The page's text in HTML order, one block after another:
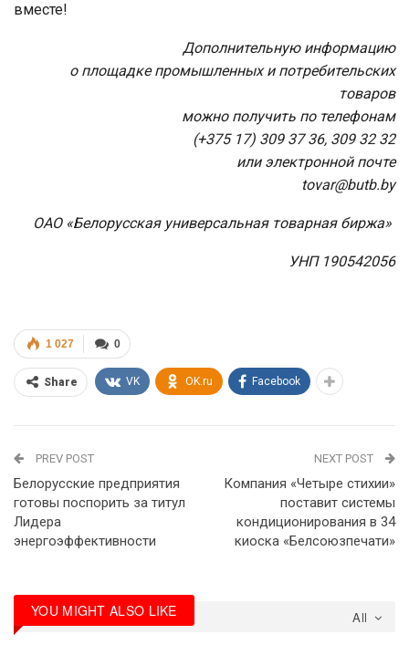
вместе!
Дополнительную информацию
о площадке промышленных и потребительских
товаров
можно получить по телефонам
(+375 17) 309 37 36, 309 32 32
или электронной почте
tovar@butb.by
ОАО «Белорусская универсальная товарная биржа»
УНП 190542056
0
1 027
Share VK OK.ru Facebook
PREV POST
Белорусские предприятия
готовы поспорить за титул
Лидера
энергоэффективности
NEXT POST
Компания «Четыре стихии»
поставит системы
кондиционирования в 34
киоска «Белсоюзпечати»
All
YOU MIGHT ALSO LIKE